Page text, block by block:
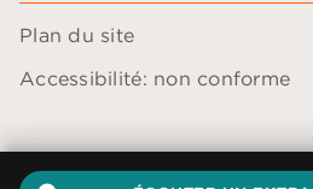
Plan du site
Accessibilité: non conforme